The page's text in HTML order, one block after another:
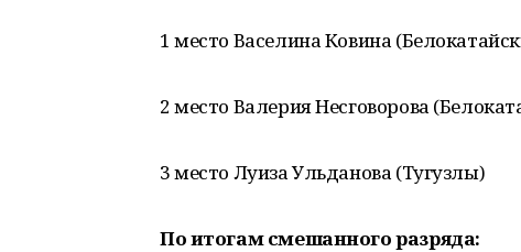
1 место Васелина Ковина
2 место Валерия Несговорова
3 место Луиза Ульданова (Тугузлы)
По итогам смешанного разряда: